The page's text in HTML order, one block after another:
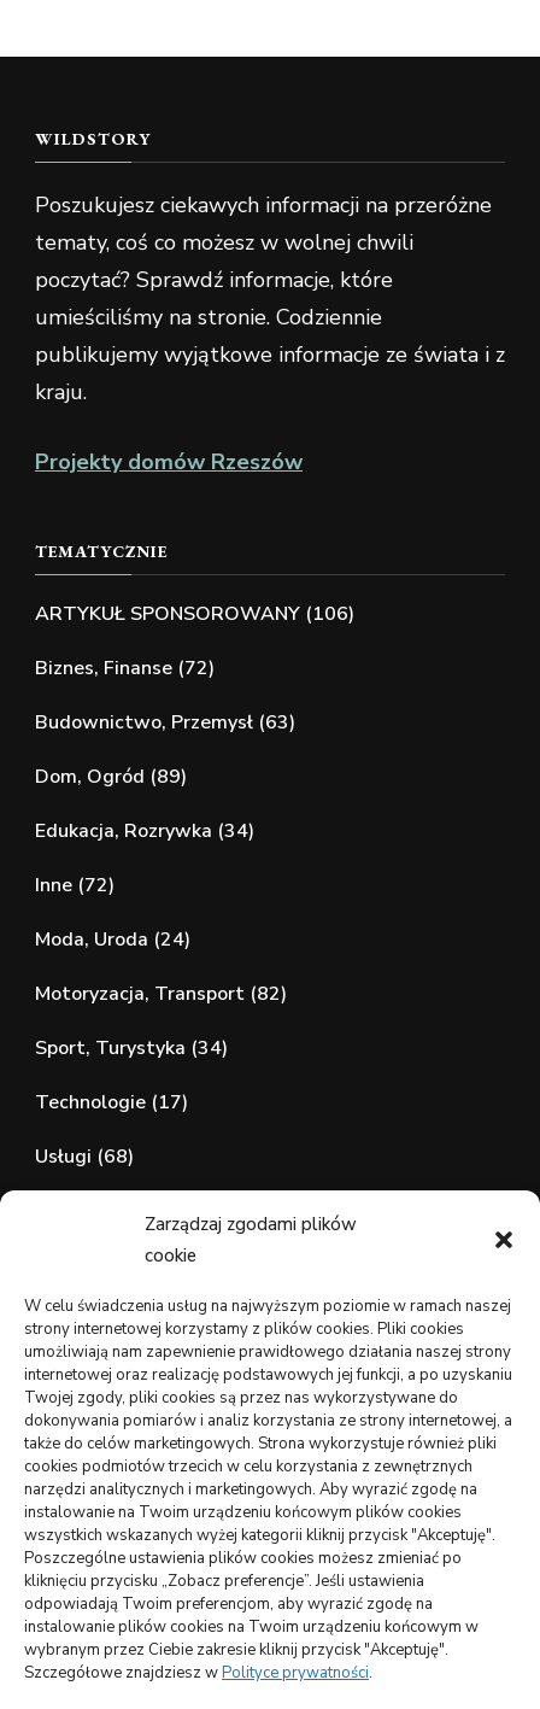
Zarządzaj zgodami plików
cookie
W celu świadczenia usług na najwyższym poziomie w ramach naszej
strony internetowej korzystamy z plików cookies. Pliki cookies
umożliwiają nam zapewnienie prawidłowego działania naszej strony
internetowej oraz realizację podstawowych jej funkcji, a po uzyskaniu
Twojej zgody, pliki cookies są przez nas wykorzystywane do
dokonywania pomiarów i analiz korzystania ze strony internetowej, a
także do celów marketingowych. Strona wykorzystuje również pliki
cookies podmiotów trzecich w celu korzystania z zewnętrznych
narzędzi analitycznych i marketingowych. Aby wyrazić zgodę na
instalowanie na Twoim urządzeniu końcowym plików cookies
wszystkich wskazanych wyżej kategorii kliknij przycisk "Akceptuję".
Poszczególne ustawienia plików cookies możesz zmieniać po
kliknięciu przycisku „Zobacz preferencje”. Jeśli ustawienia
odpowiadają Twoim preferencjom, aby wyrazić zgodę na
instalowanie plików cookies na Twoim urządzeniu końcowym w
wybranym przez Ciebie zakresie kliknij przycisk "Akceptuję".
Szczegółowe znajdziesz wPolityce prywatności.
WILDSTORY
Poszukujesz ciekawych informacji na przeróżne
tematy, coś co możesz w wolnej chwili
poczytać? Sprawdź informacje, które
umieściliśmy na stronie. Codziennie
publikujemy wyjątkowe informacje ze świata i z
kraju.
Projekty domów Rzeszów
TEMATYCZNIE
ARTYKUŁ SPONSOROWANY (106)
Biznes, Finanse (72)
Budownictwo, Przemysł (63)
Dom, Ogród (89)
Edukacja, Rozrywka (34)
Inne (72)
Moda, Uroda (24)
Motoryzacja, Transport (82)
Sport, Turystyka (34)
Technologie (17)
Usługi (68)
Zdrowie, Medycyna (107)
wizytówki nap
WARTE PRZECZYTANIA
DOM, OGRÓD
Jak podłączyć zbiornik na deszczówkę do rynny –
oszczędność i skuteczność
ARTYKUŁ SPONSOROWANY INNE
Jakie atrakcje można zobaczyć na Mazurach
BUDOWNICTWO, PRZEMYSŁ
Czemu lokata w panele solarne się opłaca?